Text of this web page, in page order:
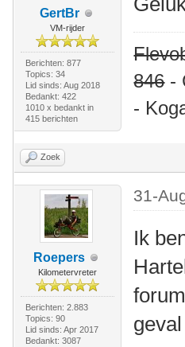
GertBr
VM-rijder
Berichten: 877
Topics: 34
Lid sinds: Aug 2018
Bedankt: 422
1010 x bedankt in
415 berichten
846-
-
Zoek
Roepers
Kilometervreter
Berichten: 2.883
Topics: 90
Lid sinds: Apr 2017
Bedankt: 3087
31-
Ik